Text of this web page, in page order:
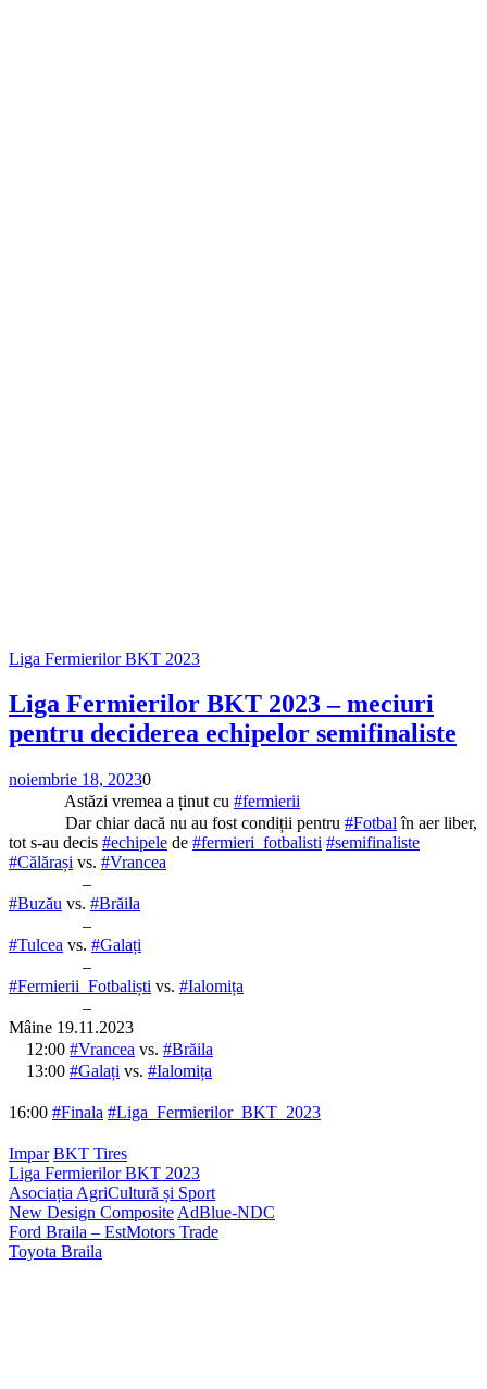
Liga Fermierilor BKT 2023
Liga Fermierilor BKT 2023 – meciuri
pentru deciderea echipelor semifinaliste
noiembrie 18, 20230
Astăzi vremea a ținut cu #fermierii
Dar chiar dacă nu au fost condiții pentru #Fotbal în aer liber,
tot s-au decis #echipele de #fermieri_fotbalisti #semifinaliste
#Călărași vs. #Vrancea
–
#Buzău vs. #Brăila
–
#Tulcea vs. #Galați
–
#Fermierii_Fotbaliști vs. #Ialomița
–
Mâine 19.11.2023
12:00 #Vrancea vs. #Brăila
13:00 #Galați vs. #Ialomița
16:00 #Finala #Liga_Fermierilor_BKT_2023
Impar BKT Tires
Liga Fermierilor BKT 2023
Asociația AgriCultură și Sport
New Design Composite AdBlue-NDC
Ford Braila – EstMotors Trade
Toyota Braila